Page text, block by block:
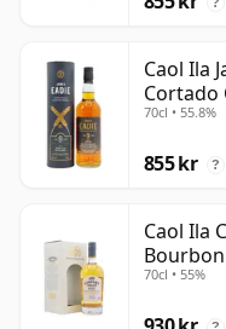
Caol Ila
Cortado
gammal
70cl • 55.8%
855 kr ?
Caol Ila
gammal
70cl • 55%